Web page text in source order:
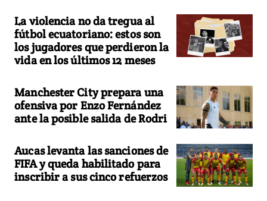
La violencia no da tregua al
fútbol ecuatoriano: estos son
los jugadores que perdieron la
vida en los últimos 12 meses
Manchester City prepara una
ofensiva por Enzo Fernández
ante la posible salida de Rodri
Aucas levanta las sanciones de
FIFA y queda habilitado para
inscribir a sus cinco refuerzos